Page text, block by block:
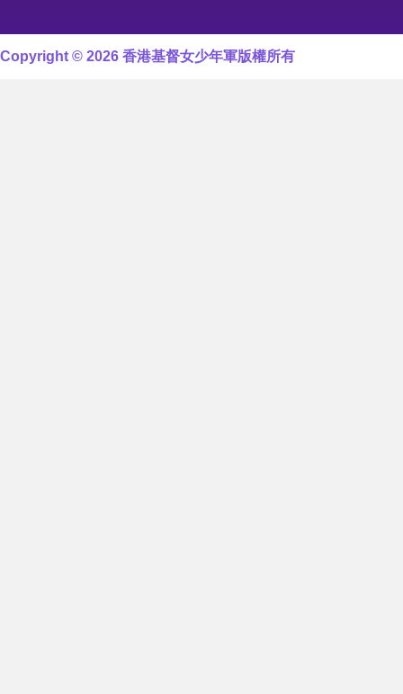
Copyright © 2026 香港基督女少年軍版權所有